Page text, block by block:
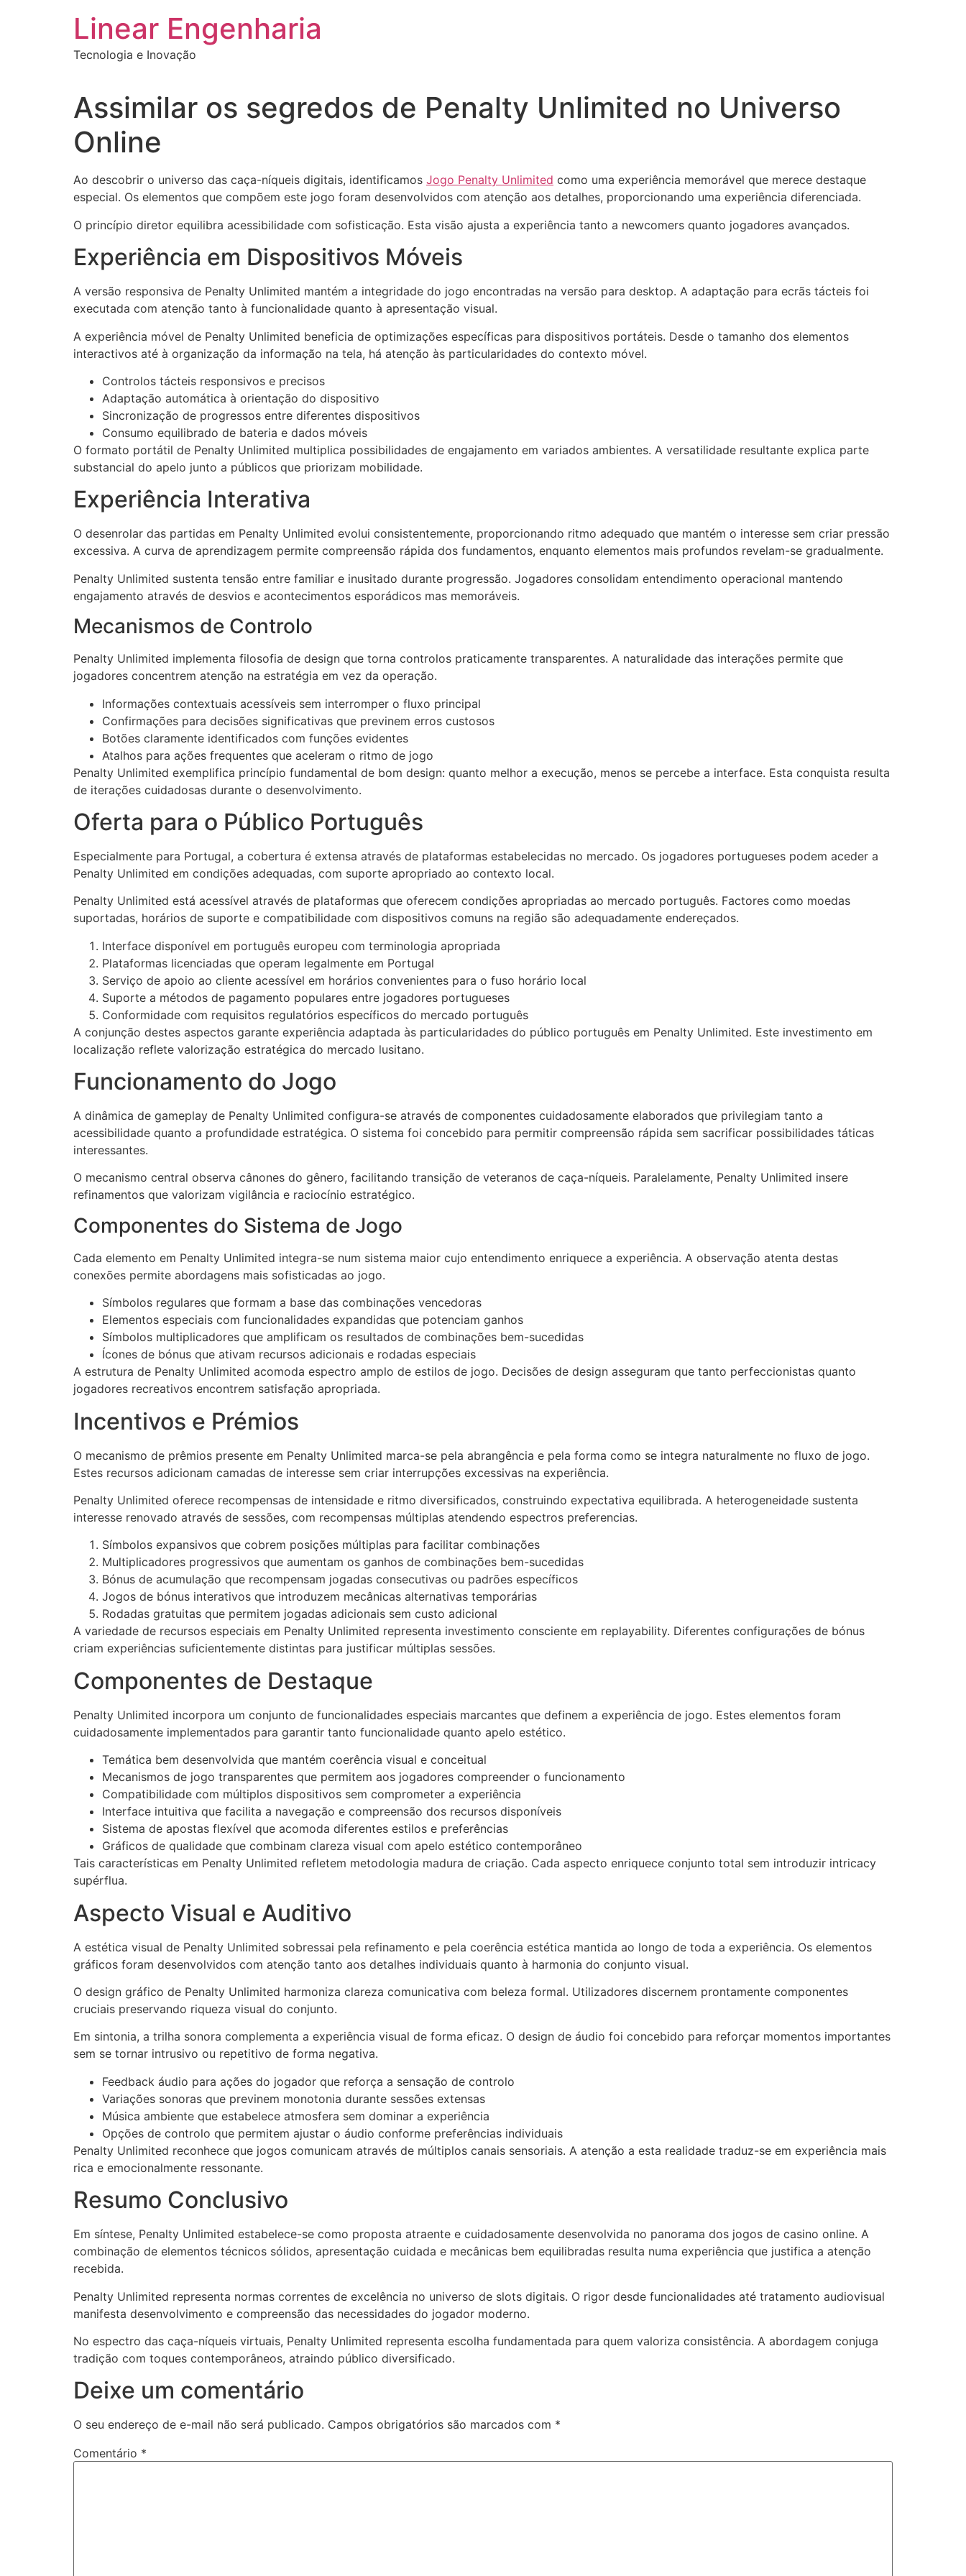
Linear Engenharia
Tecnologia e Inovação
Assimilar os segredos de Penalty Unlimited no Universo
Online
Ao descobrir o universo das caça-níqueis digitais, identificamos Jogo Penalty Unlimited como uma experiência memorável que merece destaque
especial. Os elementos que compõem este jogo foram desenvolvidos com atenção aos detalhes, proporcionando uma experiência diferenciada.
O princípio diretor equilibra acessibilidade com sofisticação. Esta visão ajusta a experiência tanto a newcomers quanto jogadores avançados.
Experiência em Dispositivos Móveis
A versão responsiva de Penalty Unlimited mantém a integridade do jogo encontradas na versão para desktop. A adaptação para ecrãs tácteis foi
executada com atenção tanto à funcionalidade quanto à apresentação visual.
A experiência móvel de Penalty Unlimited beneficia de optimizações específicas para dispositivos portáteis. Desde o tamanho dos elementos
interactivos até à organização da informação na tela, há atenção às particularidades do contexto móvel.
Controlos tácteis responsivos e precisos
Adaptação automática à orientação do dispositivo
Sincronização de progressos entre diferentes dispositivos
Consumo equilibrado de bateria e dados móveis
O formato portátil de Penalty Unlimited multiplica possibilidades de engajamento em variados ambientes. A versatilidade resultante explica parte
substancial do apelo junto a públicos que priorizam mobilidade.
Experiência Interativa
O desenrolar das partidas em Penalty Unlimited evolui consistentemente, proporcionando ritmo adequado que mantém o interesse sem criar pressão
excessiva. A curva de aprendizagem permite compreensão rápida dos fundamentos, enquanto elementos mais profundos revelam-se gradualmente.
Penalty Unlimited sustenta tensão entre familiar e inusitado durante progressão. Jogadores consolidam entendimento operacional mantendo
engajamento através de desvios e acontecimentos esporádicos mas memoráveis.
Mecanismos de Controlo
Penalty Unlimited implementa filosofia de design que torna controlos praticamente transparentes. A naturalidade das interações permite que
jogadores concentrem atenção na estratégia em vez da operação.
Informações contextuais acessíveis sem interromper o fluxo principal
Confirmações para decisões significativas que previnem erros custosos
Botões claramente identificados com funções evidentes
Atalhos para ações frequentes que aceleram o ritmo de jogo
Penalty Unlimited exemplifica princípio fundamental de bom design: quanto melhor a execução, menos se percebe a interface. Esta conquista resulta
de iterações cuidadosas durante o desenvolvimento.
Oferta para o Público Português
Especialmente para Portugal, a cobertura é extensa através de plataformas estabelecidas no mercado. Os jogadores portugueses podem aceder a
Penalty Unlimited em condições adequadas, com suporte apropriado ao contexto local.
Penalty Unlimited está acessível através de plataformas que oferecem condições apropriadas ao mercado português. Factores como moedas
suportadas, horários de suporte e compatibilidade com dispositivos comuns na região são adequadamente endereçados.
Interface disponível em português europeu com terminologia apropriada
Plataformas licenciadas que operam legalmente em Portugal
Serviço de apoio ao cliente acessível em horários convenientes para o fuso horário local
Suporte a métodos de pagamento populares entre jogadores portugueses
Conformidade com requisitos regulatórios específicos do mercado português
A conjunção destes aspectos garante experiência adaptada às particularidades do público português em Penalty Unlimited. Este investimento em
localização reflete valorização estratégica do mercado lusitano.
Funcionamento do Jogo
A dinâmica de gameplay de Penalty Unlimited configura-se através de componentes cuidadosamente elaborados que privilegiam tanto a
acessibilidade quanto a profundidade estratégica. O sistema foi concebido para permitir compreensão rápida sem sacrificar possibilidades táticas
interessantes.
O mecanismo central observa cânones do gênero, facilitando transição de veteranos de caça-níqueis. Paralelamente, Penalty Unlimited insere
refinamentos que valorizam vigilância e raciocínio estratégico.
Componentes do Sistema de Jogo
Cada elemento em Penalty Unlimited integra-se num sistema maior cujo entendimento enriquece a experiência. A observação atenta destas
conexões permite abordagens mais sofisticadas ao jogo.
Símbolos regulares que formam a base das combinações vencedoras
Elementos especiais com funcionalidades expandidas que potenciam ganhos
Símbolos multiplicadores que amplificam os resultados de combinações bem-sucedidas
Ícones de bónus que ativam recursos adicionais e rodadas especiais
A estrutura de Penalty Unlimited acomoda espectro amplo de estilos de jogo. Decisões de design asseguram que tanto perfeccionistas quanto
jogadores recreativos encontrem satisfação apropriada.
Incentivos e Prémios
O mecanismo de prêmios presente em Penalty Unlimited marca-se pela abrangência e pela forma como se integra naturalmente no fluxo de jogo.
Estes recursos adicionam camadas de interesse sem criar interrupções excessivas na experiência.
Penalty Unlimited oferece recompensas de intensidade e ritmo diversificados, construindo expectativa equilibrada. A heterogeneidade sustenta
interesse renovado através de sessões, com recompensas múltiplas atendendo espectros preferencias.
Símbolos expansivos que cobrem posições múltiplas para facilitar combinações
Multiplicadores progressivos que aumentam os ganhos de combinações bem-sucedidas
Bónus de acumulação que recompensam jogadas consecutivas ou padrões específicos
Jogos de bónus interativos que introduzem mecânicas alternativas temporárias
Rodadas gratuitas que permitem jogadas adicionais sem custo adicional
A variedade de recursos especiais em Penalty Unlimited representa investimento consciente em replayability. Diferentes configurações de bónus
criam experiências suficientemente distintas para justificar múltiplas sessões.
Componentes de Destaque
Penalty Unlimited incorpora um conjunto de funcionalidades especiais marcantes que definem a experiência de jogo. Estes elementos foram
cuidadosamente implementados para garantir tanto funcionalidade quanto apelo estético.
Temática bem desenvolvida que mantém coerência visual e conceitual
Mecanismos de jogo transparentes que permitem aos jogadores compreender o funcionamento
Compatibilidade com múltiplos dispositivos sem comprometer a experiência
Interface intuitiva que facilita a navegação e compreensão dos recursos disponíveis
Sistema de apostas flexível que acomoda diferentes estilos e preferências
Gráficos de qualidade que combinam clareza visual com apelo estético contemporâneo
Tais características em Penalty Unlimited refletem metodologia madura de criação. Cada aspecto enriquece conjunto total sem introduzir intricacy
supérflua.
Aspecto Visual e Auditivo
A estética visual de Penalty Unlimited sobressai pela refinamento e pela coerência estética mantida ao longo de toda a experiência. Os elementos
gráficos foram desenvolvidos com atenção tanto aos detalhes individuais quanto à harmonia do conjunto visual.
O design gráfico de Penalty Unlimited harmoniza clareza comunicativa com beleza formal. Utilizadores discernem prontamente componentes
cruciais preservando riqueza visual do conjunto.
Em sintonia, a trilha sonora complementa a experiência visual de forma eficaz. O design de áudio foi concebido para reforçar momentos importantes
sem se tornar intrusivo ou repetitivo de forma negativa.
Feedback áudio para ações do jogador que reforça a sensação de controlo
Variações sonoras que previnem monotonia durante sessões extensas
Música ambiente que estabelece atmosfera sem dominar a experiência
Opções de controlo que permitem ajustar o áudio conforme preferências individuais
Penalty Unlimited reconhece que jogos comunicam através de múltiplos canais sensoriais. A atenção a esta realidade traduz-se em experiência mais
rica e emocionalmente ressonante.
Resumo Conclusivo
Em síntese, Penalty Unlimited estabelece-se como proposta atraente e cuidadosamente desenvolvida no panorama dos jogos de casino online. A
combinação de elementos técnicos sólidos, apresentação cuidada e mecânicas bem equilibradas resulta numa experiência que justifica a atenção
recebida.
Penalty Unlimited representa normas correntes de excelência no universo de slots digitais. O rigor desde funcionalidades até tratamento audiovisual
manifesta desenvolvimento e compreensão das necessidades do jogador moderno.
No espectro das caça-níqueis virtuais, Penalty Unlimited representa escolha fundamentada para quem valoriza consistência. A abordagem conjuga
tradição com toques contemporâneos, atraindo público diversificado.
Deixe um comentário
O seu endereço de e-mail não será publicado. Campos obrigatórios são marcados com *
Comentário *